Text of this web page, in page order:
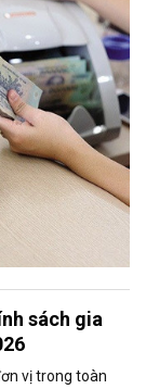
hạn cho nền
sách gia
vị trong toàn